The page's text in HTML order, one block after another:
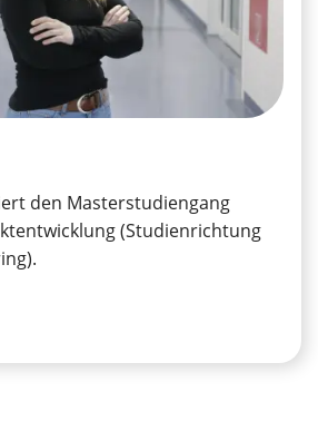
den Masterstudiengang
(Studienrichtung